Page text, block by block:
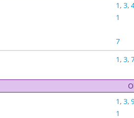
1, 3,
1
7
1, 3,
1, 3,
1